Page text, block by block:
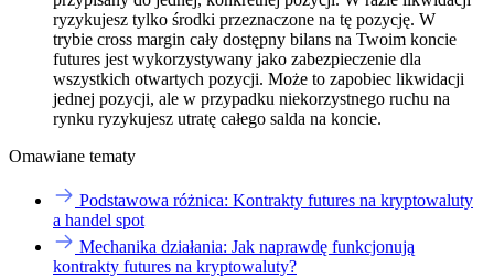
ryzykujesz tylko środki przeznaczone na tę pozycję. W
trybie cross margin cały dostępny bilans na Twoim koncie
futures jest wykorzystywany jako zabezpieczenie dla
wszystkich otwartych pozycji. Może to zapobiec likwidacji
jednej pozycji, ale w przypadku niekorzystnego ruchu na
rynku ryzykujesz utratę całego salda na koncie.
Omawiane tematy
Podstawowa różnica: Kontrakty futures na kryptowaluty
a handel spot
Mechanika działania: Jak naprawdę funkcjonują
kontrakty futures na kryptowaluty?